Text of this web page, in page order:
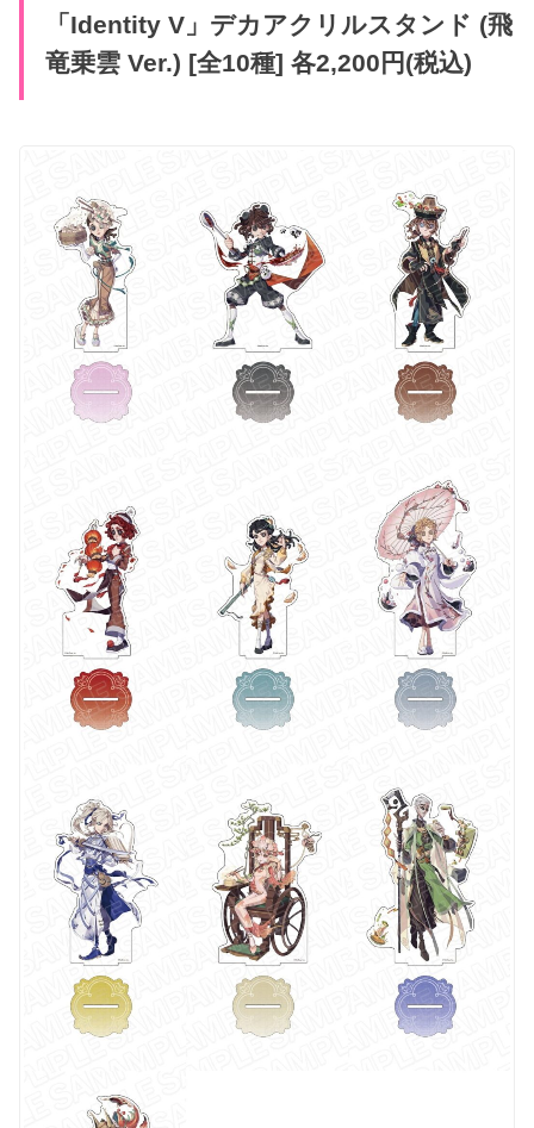
「Identity V」デカアクリルスタンド (飛
竜乗雲 Ver.) [全10種] 各2,200円(税込)